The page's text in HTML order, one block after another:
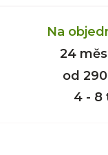
Na
24
od
4 - 8